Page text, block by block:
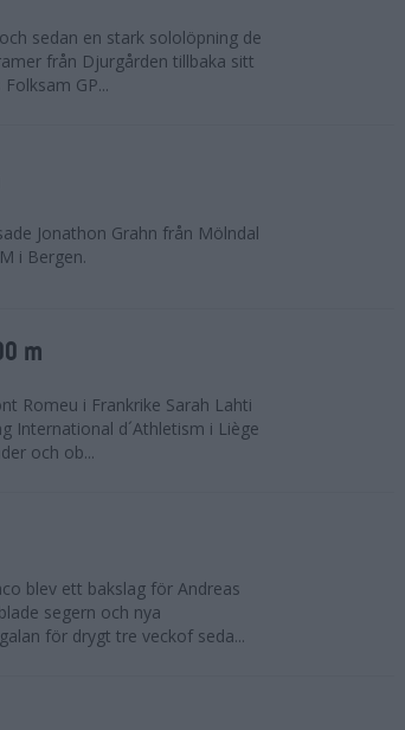
sedan en stark sololöpning de
från Djurgården tillbaka sitt
GP...
Jonathon Grahn från Mölndal
i Bergen.
m
Romeu i Frankrike Sarah Lahti
International d´Athletism i Liège
och ob...
blev ett bakslag för Andreas
segern och nya
för drygt tre veckof seda...